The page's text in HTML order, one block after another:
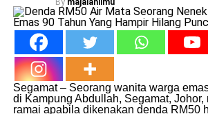
By majalahilmu
Segamat – Seorang wanita warga
di Kampung Abdullah, Segamat, Johor,
ramai apabila dikenakan denda RM50